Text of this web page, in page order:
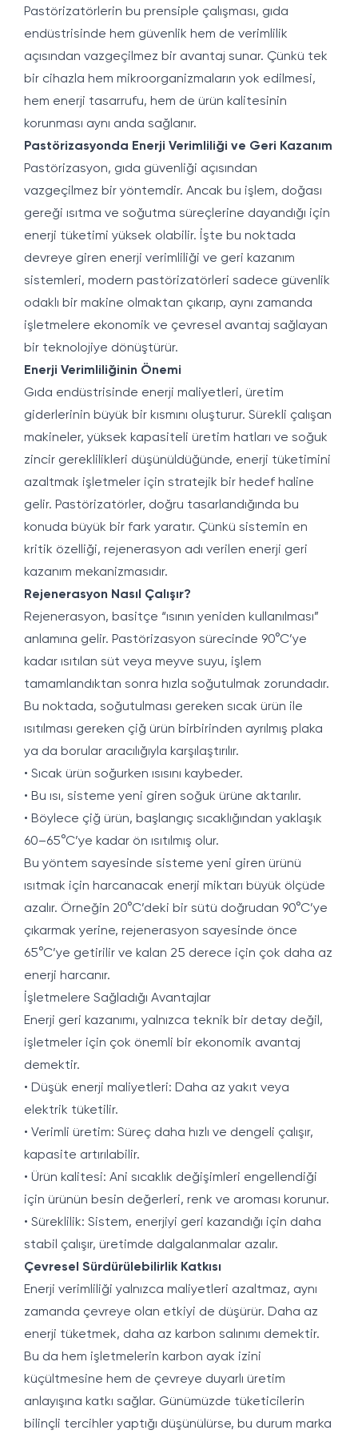
Pastörizatörlerin bu prensiple çalışması, gıda
endüstrisinde hem güvenlik hem de verimlilik
açısından vazgeçilmez bir avantaj sunar. Çünkü tek
bir cihazla hem mikroorganizmaların yok edilmesi,
hem enerji tasarrufu, hem de ürün kalitesinin
korunması aynı anda sağlanır.
Pastörizasyonda Enerji Verimliliği ve Geri Kazanım
Pastörizasyon, gıda güvenliği açısından
vazgeçilmez bir yöntemdir. Ancak bu işlem, doğası
gereği ısıtma ve soğutma süreçlerine dayandığı için
enerji tüketimi yüksek olabilir. İşte bu noktada
devreye giren enerji verimliliği ve geri kazanım
sistemleri, modern pastörizatörleri sadece güvenlik
odaklı bir makine olmaktan çıkarıp, aynı zamanda
işletmelere ekonomik ve çevresel avantaj sağlayan
bir teknolojiye dönüştürür.
Enerji Verimliliğinin Önemi
Gıda endüstrisinde enerji maliyetleri, üretim
giderlerinin büyük bir kısmını oluşturur. Sürekli çalışan
makineler, yüksek kapasiteli üretim hatları ve soğuk
zincir gereklilikleri düşünüldüğünde, enerji tüketimini
azaltmak işletmeler için stratejik bir hedef haline
gelir. Pastörizatörler, doğru tasarlandığında bu
konuda büyük bir fark yaratır. Çünkü sistemin en
kritik özelliği, rejenerasyon adı verilen enerji geri
kazanım mekanizmasıdır.
Rejenerasyon Nasıl Çalışır?
Rejenerasyon, basitçe “ısının yeniden kullanılması”
anlamına gelir. Pastörizasyon sürecinde 90°C’ye
kadar ısıtılan süt veya meyve suyu, işlem
tamamlandıktan sonra hızla soğutulmak zorundadır.
Bu noktada, soğutulması gereken sıcak ürün ile
ısıtılması gereken çiğ ürün birbirinden ayrılmış plaka
ya da borular aracılığıyla karşılaştırılır.
• Sıcak ürün soğurken ısısını kaybeder.
• Bu ısı, sisteme yeni giren soğuk ürüne aktarılır.
• Böylece çiğ ürün, başlangıç sıcaklığından yaklaşık
60–65°C’ye kadar ön ısıtılmış olur.
Bu yöntem sayesinde sisteme yeni giren ürünü
ısıtmak için harcanacak enerji miktarı büyük ölçüde
azalır. Örneğin 20°C’deki bir sütü doğrudan 90°C’ye
çıkarmak yerine, rejenerasyon sayesinde önce
65°C’ye getirilir ve kalan 25 derece için çok daha az
enerji harcanır.
İşletmelere Sağladığı Avantajlar
Enerji geri kazanımı, yalnızca teknik bir detay değil,
işletmeler için çok önemli bir ekonomik avantaj
demektir.
• Düşük enerji maliyetleri: Daha az yakıt veya
elektrik tüketilir.
• Verimli üretim: Süreç daha hızlı ve dengeli çalışır,
kapasite artırılabilir.
• Ürün kalitesi: Ani sıcaklık değişimleri engellendiği
için ürünün besin değerleri, renk ve aroması korunur.
• Süreklilik: Sistem, enerjiyi geri kazandığı için daha
stabil çalışır, üretimde dalgalanmalar azalır.
Çevresel Sürdürülebilirlik Katkısı
Enerji verimliliği yalnızca maliyetleri azaltmaz, aynı
zamanda çevreye olan etkiyi de düşürür. Daha az
enerji tüketmek, daha az karbon salınımı demektir.
Bu da hem işletmelerin karbon ayak izini
küçültmesine hem de çevreye duyarlı üretim
anlayışına katkı sağlar. Günümüzde tüketicilerin
bilinçli tercihler yaptığı düşünülürse, bu durum marka